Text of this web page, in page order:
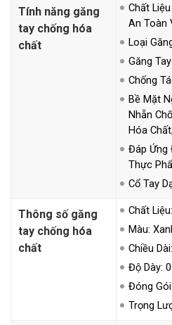
Tính năng găng
tay chống hóa
chất
Chất
An Toàn
Loại
Găng
Chống
Bề Mặt
Nhẵn
Hóa
Đáp Ứng
Thực
Cổ Tay
Thông số găng
tay chống hóa
chất
Chất
Màu:
Chiều
Độ Dày:
Đóng
Trọng